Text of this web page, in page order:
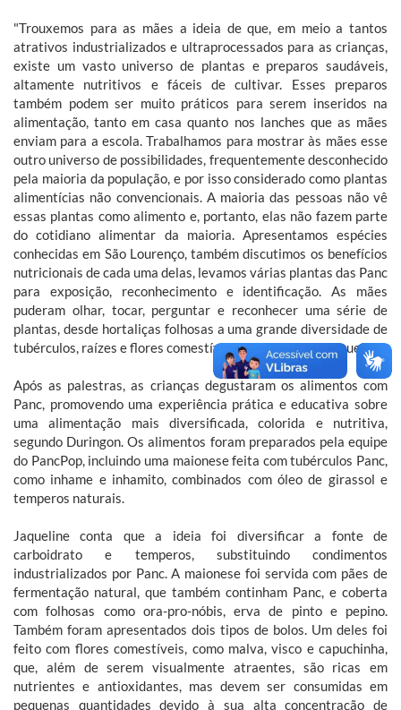
"Trouxemos para as mães a ideia de que, em meio a tantos
atrativos industrializados e ultraprocessados para as crianças,
existe um vasto universo de plantas e preparos saudáveis,
altamente nutritivos e fáceis de cultivar. Esses preparos
também podem ser muito práticos para serem inseridos na
alimentação, tanto em casa quanto nos lanches que as mães
enviam para a escola. Trabalhamos para mostrar às mães esse
outro universo de possibilidades, frequentemente desconhecido
pela maioria da população, e por isso considerado como plantas
alimentícias não convencionais. A maioria das pessoas não vê
essas plantas como alimento e, portanto, elas não fazem parte
do cotidiano alimentar da maioria. Apresentamos espécies
conhecidas em São Lourenço, também discutimos os benefícios
nutricionais de cada uma delas, levamos várias plantas das Panc
para exposição, reconhecimento e identificação. As mães
puderam olhar, tocar, perguntar e reconhecer uma série de
plantas, desde hortaliças folhosas a uma grande diversidade de
tubérculos, raízes e flores comestíveis" compartilhou Jaqueline.
Após as palestras, as crianças degustaram os alimentos com
Panc, promovendo uma experiência prática e educativa sobre
uma alimentação mais diversificada, colorida e nutritiva,
segundo Duringon. Os alimentos foram preparados pela equipe
do PancPop, incluindo uma maionese feita com tubérculos Panc,
como inhame e inhamito, combinados com óleo de girassol e
temperos naturais.
Jaqueline conta que a ideia foi diversificar a fonte de
carboidrato e temperos, substituindo condimentos
industrializados por Panc. A maionese foi servida com pães de
fermentação natural, que também continham Panc, e coberta
com folhosas como ora-pro-nóbis, erva de pinto e pepino.
Também foram apresentados dois tipos de bolos. Um deles foi
feito com flores comestíveis, como malva, visco e capuchinha,
que, além de serem visualmente atraentes, são ricas em
nutrientes e antioxidantes, mas devem ser consumidas em
pequenas quantidades devido à sua alta concentração de